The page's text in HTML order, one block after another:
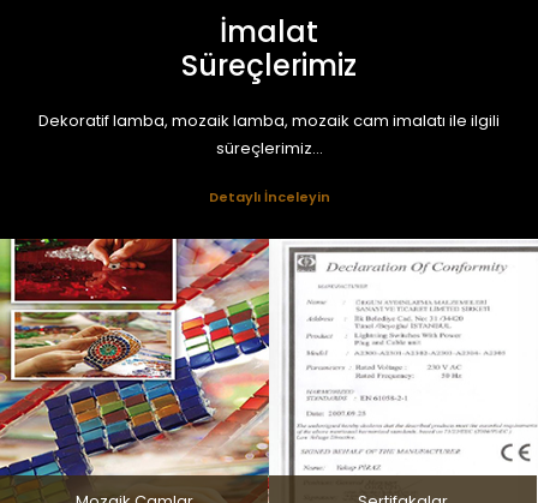
İmalat
Süreçlerimiz
Dekoratif lamba, mozaik lamba, mozaik cam imalatı ile ilgili
süreçlerimiz...
Detaylı İnceleyin